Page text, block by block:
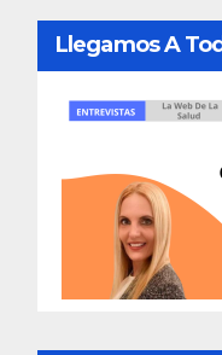
Llegamos A